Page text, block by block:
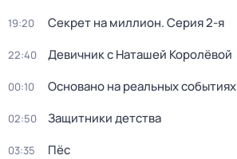
19:20 Секрет на миллион. Серия 2-я
22:40 Девичник с Наташей Королёвой
00:10 Основано на реальных событиях
02:50 Защитники детства
03:35 Пёс